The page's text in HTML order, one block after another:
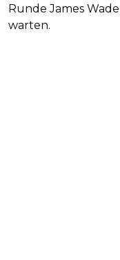
Runde James
warten.​